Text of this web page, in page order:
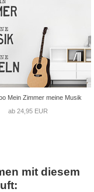
Mein Zimmer meine Musik
ab 24,95 EUR
mit diesem